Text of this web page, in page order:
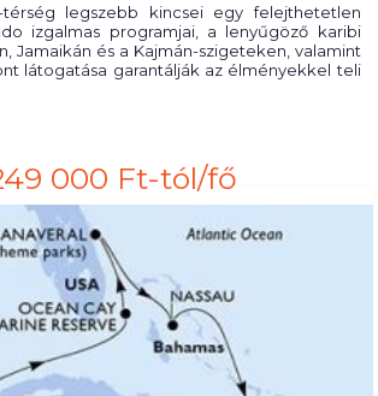
legszebb kincsei egy felejthetetlen
izgalmas programjai, a lenyűgöző karibi
Jamaikán és a Kajmán-szigeteken, valamint
látogatása garantálják az élményekkel teli
000 Ft-tól/fő